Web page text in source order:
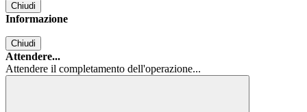
Chiudi
Informazione
Chiudi
Attendere...
Attendere il completamento dell'operazione...